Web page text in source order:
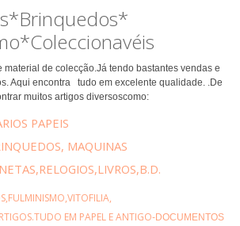
material de colecção.Já tendo bastantes vendas e
Aqui encontra tudo em excelente qualidade. .De
muitos artigos diversoscomo:
PAPEIS
MAQUINAS
EM PAPEL E ANTIGO-DOCUMENTOS